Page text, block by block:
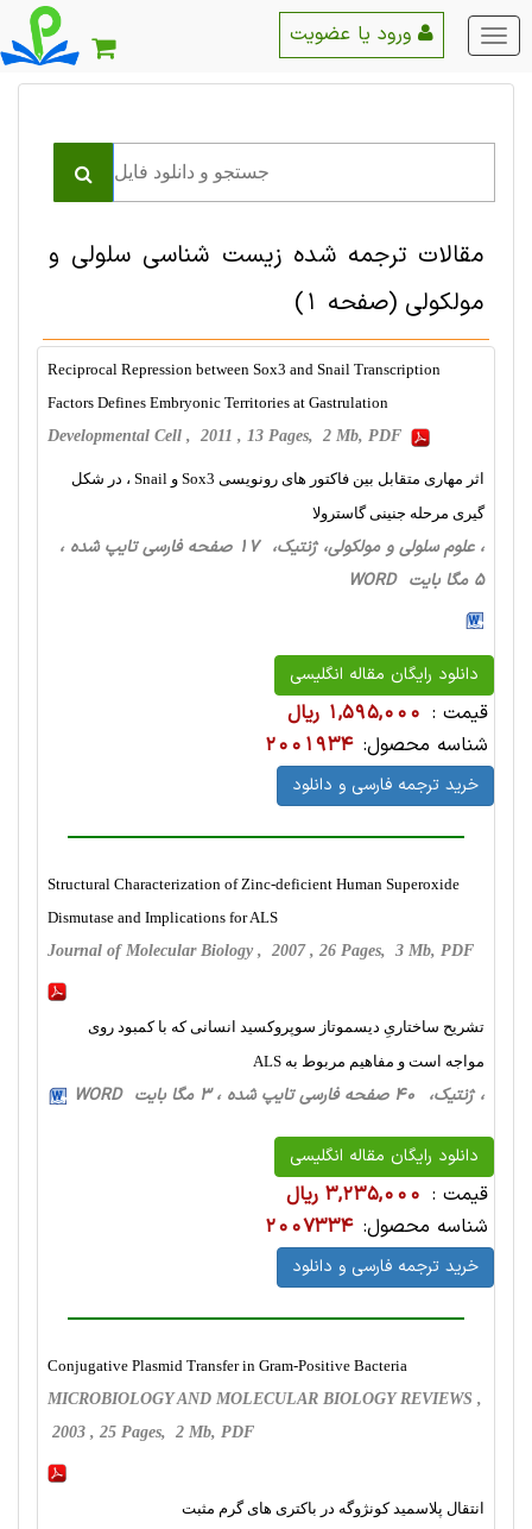
منو
اصلی
مقالات ترجمه شده زیست شناسی سلولی و
مولکولی (صفحه 1)
Reciprocal Repression between Sox3 and Snail Transcription
Factors Defines Embryonic Territories at Gastrulation
Developmental Cell , 2011 , 13 Pages, 2 Mb, PDF
اثر مهاری متقابل بین فاکتور های رونویسی Sox3 و Snail ، در شکل
گیری مرحله جنینی گاسترولا
، علوم سلولی و مولکولی، ژنتیک، 17 صفحه فارسی تایپ شده ،
5 مگا بایت WORD
دانلود رایگان مقاله انگلیسی
قیمت : 1,595,000 ریال
شناسه محصول: 2001934
خرید ترجمه فارسی و دانلود
Structural Characterization of Zinc-deficient Human Superoxide
Dismutase and Implications for ALS
Journal of Molecular Biology , 2007 , 26 Pages, 3 Mb, PDF
تشریح ساختاریِ دیسموتاز سوپروکسید انسانی که با کمبود روی
مواجه است و مفاهیم مربوط به ALS
، ژنتیک، 40 صفحه فارسی تایپ شده ، 3 مگا بایت WORD
دانلود رایگان مقاله انگلیسی
قیمت : 3,235,000 ریال
شناسه محصول: 2007334
خرید ترجمه فارسی و دانلود
Conjugative Plasmid Transfer in Gram-Positive Bacteria
MICROBIOLOGY AND MOLECULAR BIOLOGY REVIEWS ,
2003 , 25 Pages, 2 Mb, PDF
انتقال پلاسمید کونژوگه در باکتری های گرم مثبت